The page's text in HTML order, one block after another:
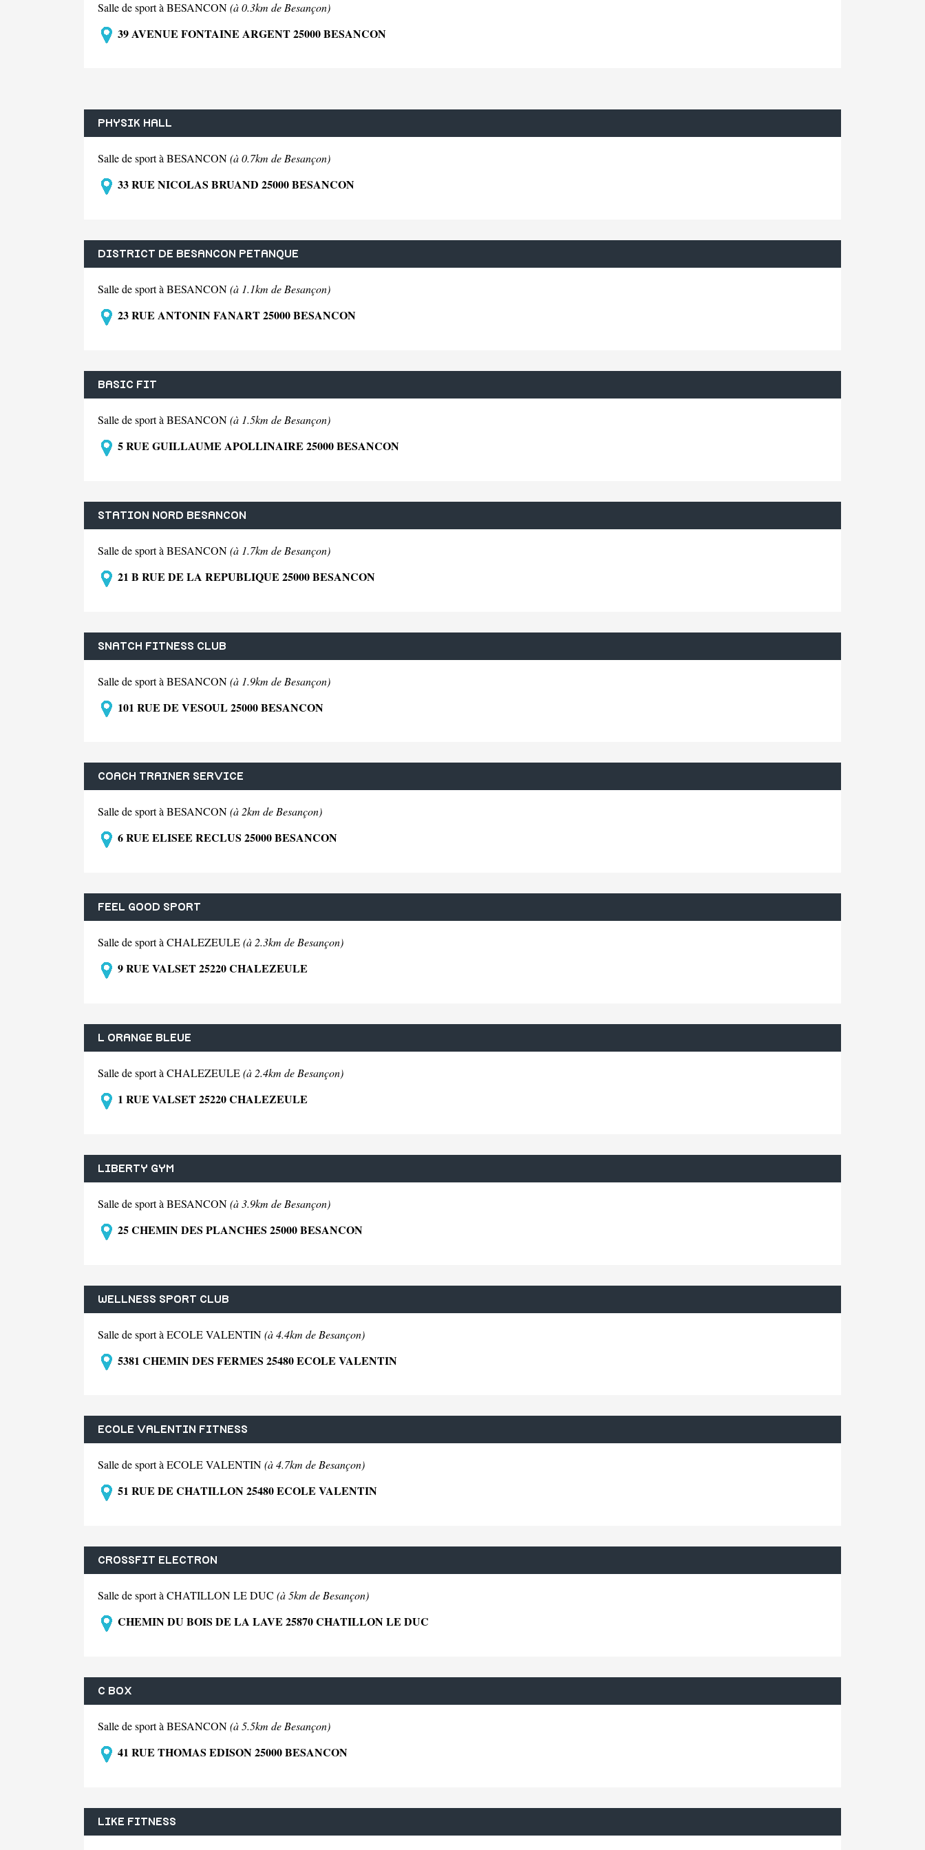
Salle de sport à BESANCON(à 0.3km de Besançon)
39 AVENUE FONTAINE ARGENT 25000 BESANCON
PHYSIK HALL
Salle de sport à BESANCON(à 0.7km de Besançon)
33 RUE NICOLAS BRUAND 25000 BESANCON
DISTRICT DE BESANCON PETANQUE
Salle de sport à BESANCON(à 1.1km de Besançon)
23 RUE ANTONIN FANART 25000 BESANCON
BASIC FIT
Salle de sport à BESANCON(à 1.5km de Besançon)
5 RUE GUILLAUME APOLLINAIRE 25000 BESANCON
STATION NORD BESANCON
Salle de sport à BESANCON(à 1.7km de Besançon)
21 B RUE DE LA REPUBLIQUE 25000 BESANCON
SNATCH FITNESS CLUB
Salle de sport à BESANCON(à 1.9km de Besançon)
101 RUE DE VESOUL 25000 BESANCON
COACH TRAINER SERVICE
Salle de sport à BESANCON(à 2km de Besançon)
6 RUE ELISEE RECLUS 25000 BESANCON
FEEL GOOD SPORT
Salle de sport à CHALEZEULE(à 2.3km de Besançon)
9 RUE VALSET 25220 CHALEZEULE
L ORANGE BLEUE
Salle de sport à CHALEZEULE(à 2.4km de Besançon)
1 RUE VALSET 25220 CHALEZEULE
LIBERTY GYM
Salle de sport à BESANCON(à 3.9km de Besançon)
25 CHEMIN DES PLANCHES 25000 BESANCON
WELLNESS SPORT CLUB
Salle de sport à ECOLE VALENTIN(à 4.4km de Besançon)
5381 CHEMIN DES FERMES 25480 ECOLE VALENTIN
ECOLE VALENTIN FITNESS
Salle de sport à ECOLE VALENTIN(à 4.7km de Besançon)
51 RUE DE CHATILLON 25480 ECOLE VALENTIN
CROSSFIT ELECTRON
Salle de sport à CHATILLON LE DUC (à 5km de Besançon)
CHEMIN DU BOIS DE LA LAVE 25870 CHATILLON LE DUC
C BOX
Salle de sport à BESANCON(à 5.5km de Besançon)
41 RUE THOMAS EDISON 25000 BESANCON
LIKE FITNESS